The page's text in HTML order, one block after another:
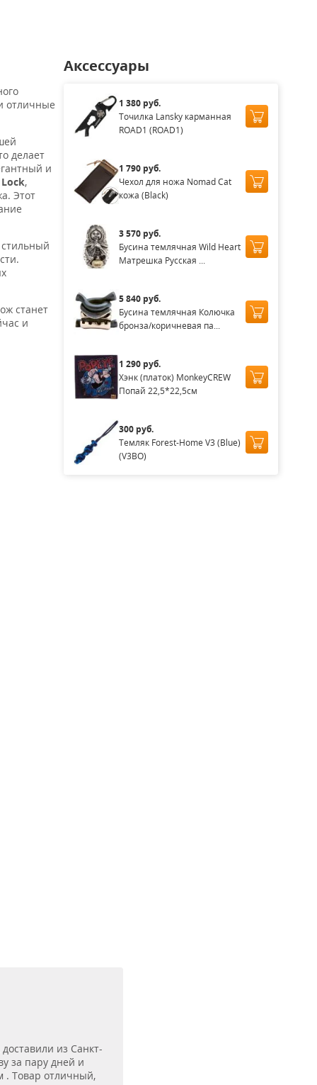
отличные
делает
и
,
Этот
станет
и
Аксессуары
1 380 руб.
Точилка Lansky карманная
ROAD1 (ROAD1)
1 790 руб.
Чехол для ножа Nomad Cat
кожа (Black)
3 570 руб.
Бусина темлячная Wild Heart
Матрешка Русская ...
5 840 руб.
Бусина темлячная Колючка
бронза/коричневая па...
1 290 руб.
Хэнк (платок) MonkeyCREW
Попай 22,5*22,5см
300 руб.
Темляк Forest-Home V3 (Blue)
(V3BO)
из Санкт-
за пару дней и
. Товар отличный,